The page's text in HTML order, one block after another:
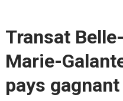
Transat
Marie-
pays